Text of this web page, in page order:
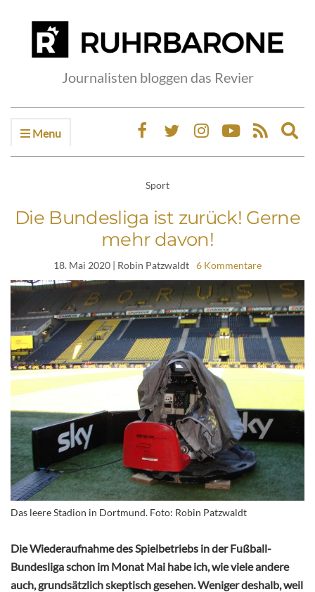
Journalisten bloggen das Revier
Menu
Sport
Die Bundesliga ist zurück! Gerne
mehr davon!
18. Mai 2020 | Robin Patzwaldt 6 Kommentare
Das leere Stadion in Dortmund. Foto: Robin Patzwaldt
Die Wiederaufnahme des Spielbetriebs in der Fußball-
Bundesliga schon im Monat Mai habe ich, wie viele andere
auch, grundsätzlich skeptisch gesehen. Weniger deshalb, weil